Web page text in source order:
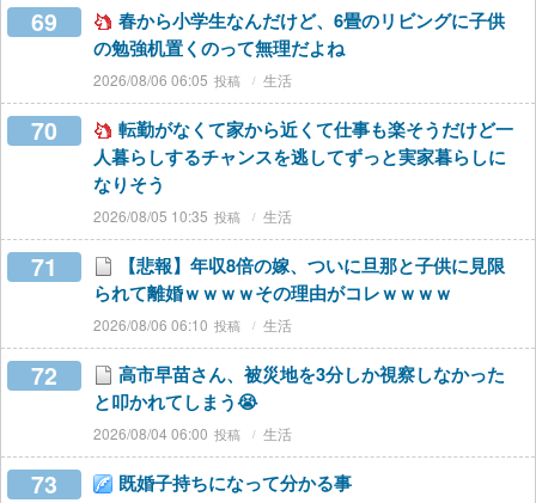
69
春から小学生なんだけど、6畳のリビングに子供
の勉強机置くのって無理だよね
2026/08/06 06:05 生活
70
転勤がなくて家から近くて仕事も楽そうだけど一
人暮らしするチャンスを逃してずっと実家暮らしに
なりそう
2026/08/05 10:35 生活
71
【悲報】年収8倍の嫁、ついに旦那と子供に見限
られて離婚ｗｗｗｗその理由がコレｗｗｗｗ
2026/08/06 06:10 生活
72
高市早苗さん、被災地を3分しか視察しなかった
と叩かれてしまう😭
2026/08/04 06:00 生活
73 既婚子持ちになって分かる事